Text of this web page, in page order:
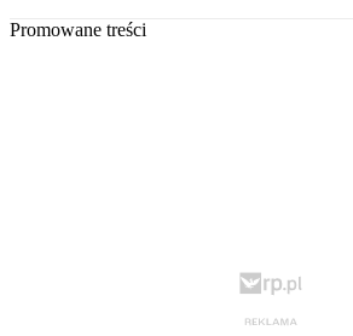
Promowane treści